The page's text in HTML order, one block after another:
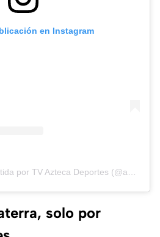
en Instagram
solo por